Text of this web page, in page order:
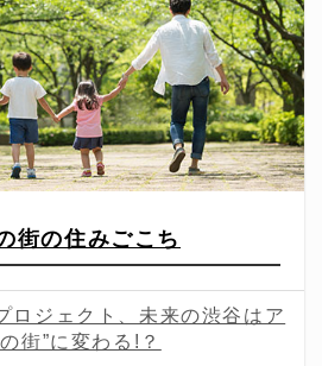
街の住みごこち
ロジェクト、未来の渋谷はア
街”に変わる!？